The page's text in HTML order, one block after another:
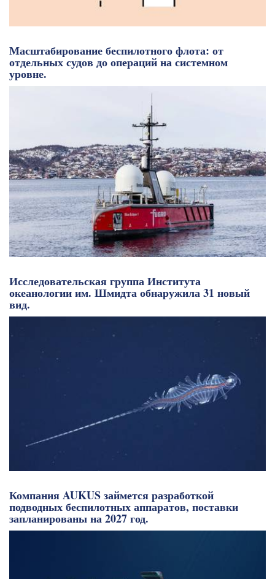
Масштабирование беспилотного флота: от
отдельных судов до операций на системном
уровне.
Исследовательская группа Института
океанологии им. Шмидта обнаружила 31 новый
вид.
Компания AUKUS займется разработкой
подводных беспилотных аппаратов, поставки
запланированы на 2027 год.